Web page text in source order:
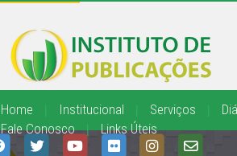
Home Institucional Serviços
Fale Conosco
| Links Úteis